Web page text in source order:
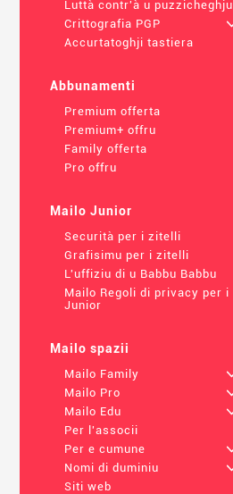
Luttà contr'à u puzzicheghju
Crittografia PGP
+
Accurtatoghji tastiera
Abbunamenti
Premium offerta
Premium+ offru
Family offerta
Pro offru
Mailo Junior
Securità per i zitelli
Grafisimu per i zitelli
L'uffiziu di u Babbu Babbu
Mailo Regoli di privacy per i
Junior
Mailo spazii
Mailo Family
+
Mailo Pro
+
Mailo Edu
+
Per l'associi
Per e cumune
+
Nomi di duminiu
+
Siti web